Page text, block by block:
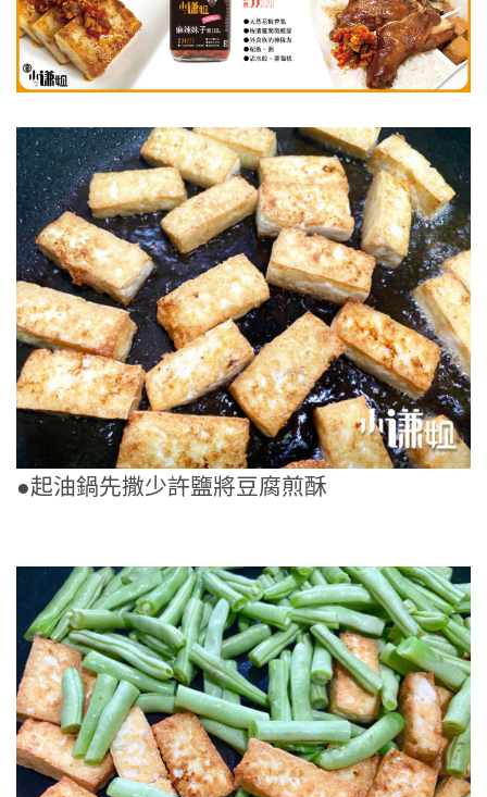
●起油鍋先撒少許鹽將豆腐煎酥